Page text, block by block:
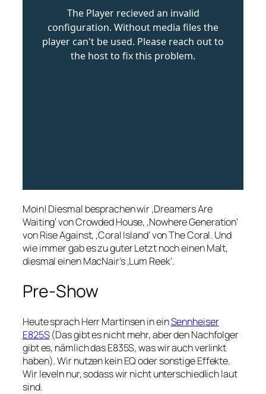
Moin! Diesmal besprachen wir ‚Dreamers Are
Waiting‘ von Crowded House, ‚Nowhere Generation‘
von Rise Against, ‚Coral Island‘ von The Coral. Und
wie immer gab es zu guter Letzt noch einen Malt,
diesmal einen MacNair’s ‚Lum Reek‘.
Pre-Show
Heute sprach Herr Martinsen in einSennheiser
E825S(Das gibt es nicht mehr, aber den Nachfolger
gibt es, nämlich das E835S, was wir auch verlinkt
haben). Wir nutzen kein EQ oder sonstige Effekte.
Wir leveln nur, sodass wir nicht unterschiedlich laut
sind.